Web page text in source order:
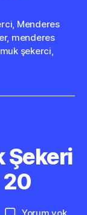
, Menderes
, menderes
şekerci,
Şekeri
20